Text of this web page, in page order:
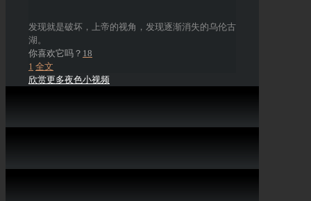
发现就是破坏，上帝的视角，发现逐渐消失的乌伦古
湖。
你喜欢它吗？ 18
1 全文
欣赏更多夜色小视频